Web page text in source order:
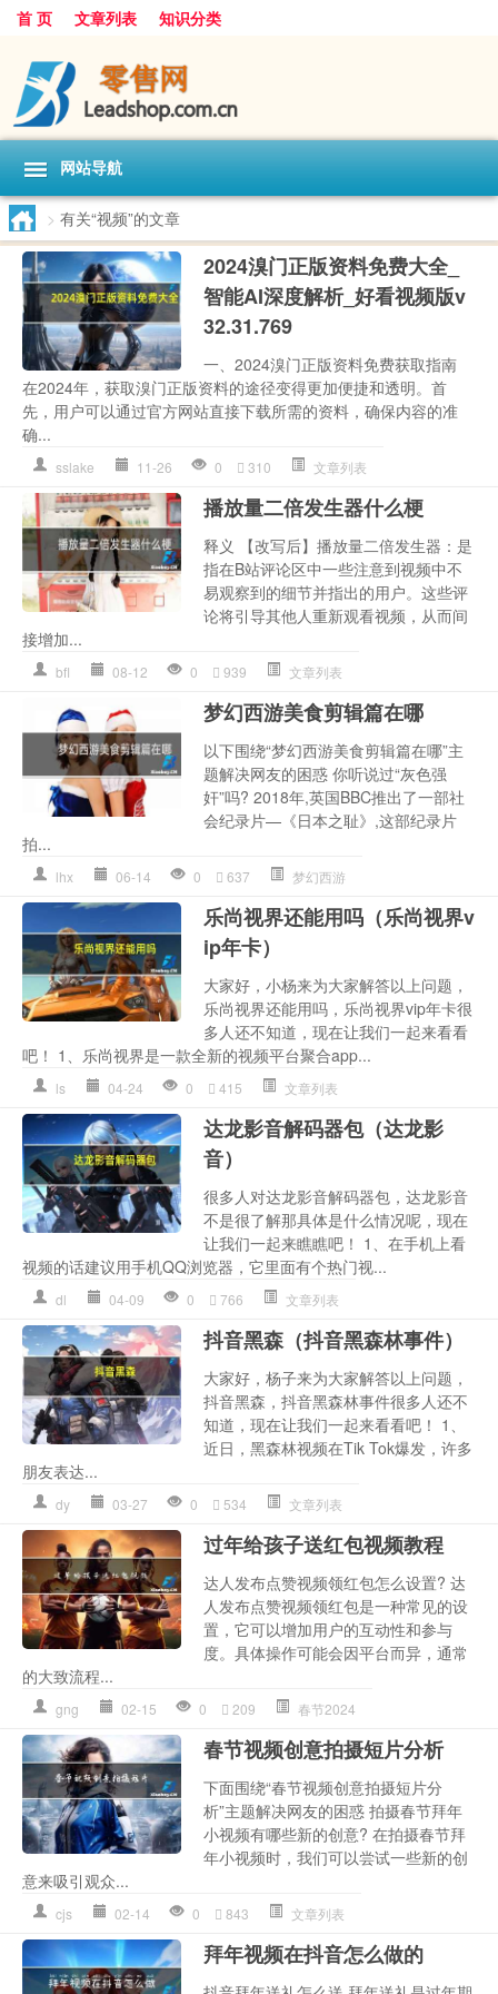
首 页 文章列表 知识分类
网站导航
> 有关“视频”的文章
2024溴门正版资料免费大全_
智能AI深度解析_好看视频版v
32.31.769
一、2024溴门正版资料免费获取指南
在2024年，获取溴门正版资料的途径变得更加便捷和透明。首
先，用户可以通过官方网站直接下载所需的资料，确保内容的准
确...
sslake 11-26 0 310 文章列表
播放量二倍发生器什么梗
释义 【改写后】播放量二倍发生器：是
指在B站评论区中一些注意到视频中不
易观察到的细节并指出的用户。这些评
论将引导其他人重新观看视频，从而间
接增加...
bfl 08-12 0 939 文章列表
梦幻西游美食剪辑篇在哪
以下围绕“梦幻西游美食剪辑篇在哪”主
题解决网友的困惑 你听说过“灰色强
奸”吗? 2018年,英国BBC推出了一部社
会纪录片—《日本之耻》,这部纪录片
拍...
lhx 06-14 0 637 梦幻西游
乐尚视界还能用吗（乐尚视界v
ip年卡）
大家好，小杨来为大家解答以上问题，
乐尚视界还能用吗，乐尚视界vip年卡很
多人还不知道，现在让我们一起来看看
吧！ 1、乐尚视界是一款全新的视频平台聚合app...
ls 04-24 0 415 文章列表
达龙影音解码器包（达龙影
音）
很多人对达龙影音解码器包，达龙影音
不是很了解那具体是什么情况呢，现在
让我们一起来瞧瞧吧！ 1、在手机上看
视频的话建议用手机QQ浏览器，它里面有个热门视...
dl 04-09 0 766 文章列表
抖音黑森（抖音黑森林事件）
大家好，杨子来为大家解答以上问题，
抖音黑森，抖音黑森林事件很多人还不
知道，现在让我们一起来看看吧！ 1、
近日，黑森林视频在Tik Tok爆发，许多
朋友表达...
dy 03-27 0 534 文章列表
过年给孩子送红包视频教程
达人发布点赞视频领红包怎么设置? 达
人发布点赞视频领红包是一种常见的设
置，它可以增加用户的互动性和参与
度。具体操作可能会因平台而异，通常
的大致流程...
gng 02-15 0 209 春节2024
春节视频创意拍摄短片分析
下面围绕“春节视频创意拍摄短片分
析”主题解决网友的困惑 拍摄春节拜年
小视频有哪些新的创意? 在拍摄春节拜
年小视频时，我们可以尝试一些新的创
意来吸引观众...
cjs 02-14 0 843 文章列表
拜年视频在抖音怎么做的